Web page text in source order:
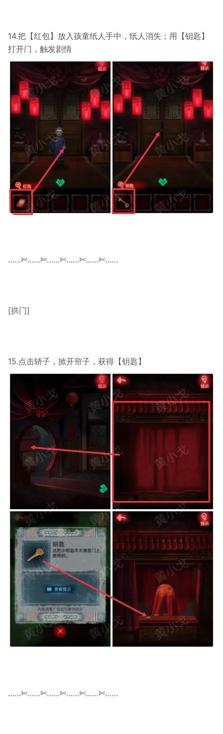
14.把【红包】放入孩童纸人手中，纸人消失；用【钥匙】
打开门，触发剧情
……✄……✄……✄……✄……✄……
[拱门]
15.点击轿子，掀开帘子，获得【钥匙】
……✄……✄……✄……✄……✄……